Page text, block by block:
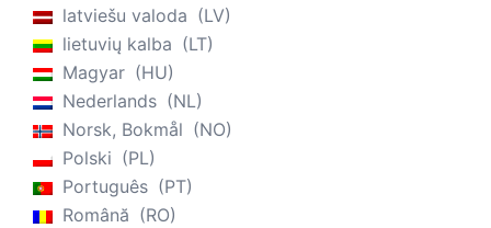
latviešu valoda
LV
lietuvių kalba
LT
Magyar
HU
Nederlands
NL
Norsk, Bokmål
NO
Polski
PL
Português
PT
Română
RO